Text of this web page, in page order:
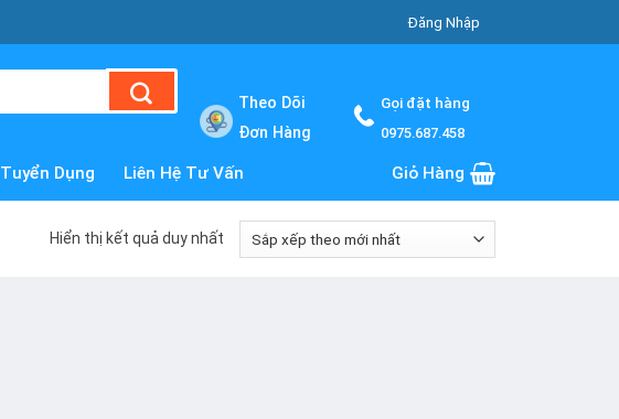
Đăng Nhập
Theo Dõi
Đơn Hàng
Gọi đặt hàng
0975.687.458
Tuyển Dụng Liên Hệ Tư Vấn Giỏ Hàng
Hiển thị kết quả duy nhất